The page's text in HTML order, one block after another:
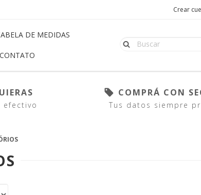
Crear
DE MEDIDAS
CONTATO
COMPRÁ CON
Tus datos siempre